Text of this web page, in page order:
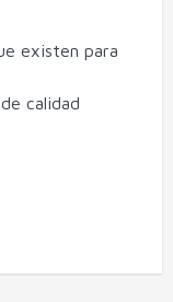
existen para
calidad